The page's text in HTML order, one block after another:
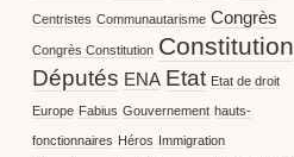
Centristes Communautarisme Congrès
Congrès Constitution Constitution
Députés ENA Etat Etat de droit
Europe Fabius Gouvernement hauts-
fonctionnaires Héros Immigration